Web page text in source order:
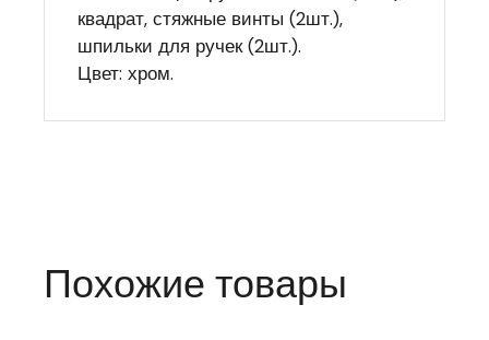
квадрат, стяжные винты (2шт.),
шпильки для ручек (2шт.).
Цвет: хром.
Похожие товары